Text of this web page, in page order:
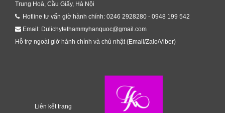
Trung Hoà, Cầu Giấy, Hà Nội
Hotline tư vấn giờ hành chính: 0246 2928280 - 0948 199 542
Email: Dulichytethammyhanquoc@gmail.com
Hỗ trợ ngoài giờ hành chính và chủ nhật (Email/Zalo/Viber)
Liên kết trang